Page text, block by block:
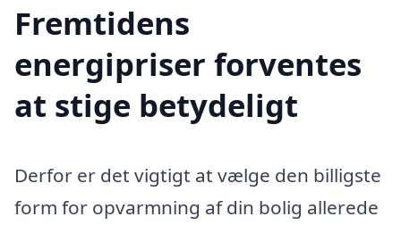
Fremtidens
energipriser forventes
at stige betydeligt
Derfor er det vigtigt at vælge den billigste
form for opvarmning af din bolig allerede